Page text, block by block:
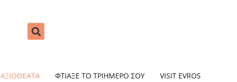
ΑΞΙΟΘΕΑΤΑ ΦΤΙΑΞΕ ΤΟ ΤΡΙΗΜΕΡΟ ΣΟΥ VISIT EVROS